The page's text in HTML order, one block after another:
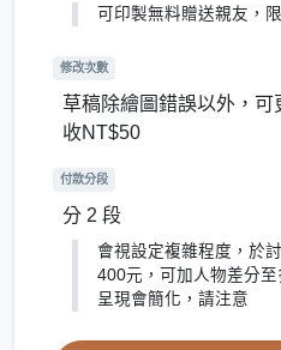
可印製無料贈送親友，
修改次數
草稿除繪圖錯誤以外，可
收NT$50
付款分段
分 2 段
會視設定複雜程度，於
400元，可加人物差分
呈現會簡化，請注意